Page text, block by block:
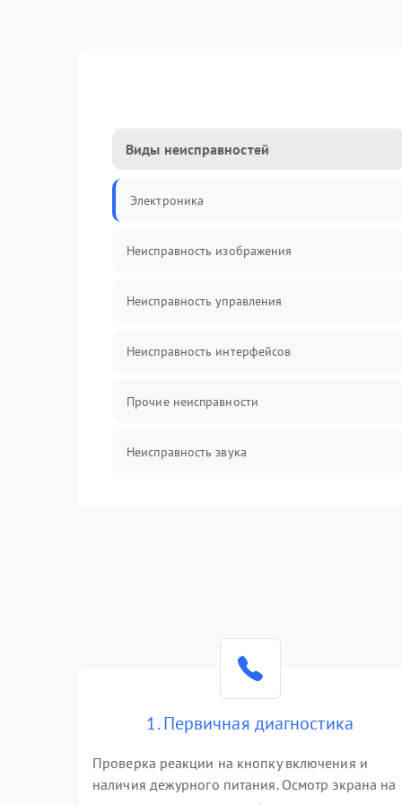
Виды неисправностей
Электроника
Неисправность изображения
Неисправность управления
Неисправность интерфейсов
Прочие неисправности
Неисправность звука
1. Первичная диагностика
Проверка реакции на кнопку включения и
наличия дежурного питания. Осмотр экрана на